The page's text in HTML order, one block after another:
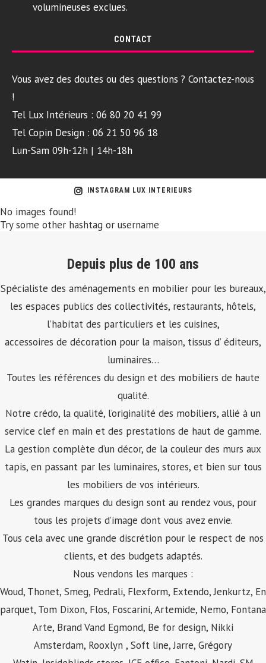
volumineuses exclues.
CONTACT
Vous avez des doutes ou des questions ? Contactez-nous
!
Tel Lux Intérieurs : 06 80 20 41 99
Tel Copin Design : 06 21 50 96 18
Lun-Sam 09h-12h | 14h-18h
INSTAGRAM LUX INTERIEURS
No images found!
Try some other hashtag or username
Depuis plus de 100 ans
Spécialiste des aménagements en mobilier pour les bureaux,
les espaces publics des collectivités, restaurants, hôtels,
l’habitat des particuliers et les cuisines,
accessoires de décoration pour la maison, tissus d’ éditeurs,
luminaires…
Toutes les références du design et des mobiliers de haute
qualité.
Notre crédo, la qualité, l’originalité des mobiliers, allié à un
service clef en main et des prestations de haut de gamme.
La gestion complète d’un décor, de la couleur des murs aux
tapis, en passant par les luminaires, stores, et bien sur tous
les mobiliers de vos intérieurs.
Les grandes marques du design sont au rendez vous, pour
tous les projets d’image dont vous avez envie.
Tous cela avec une grande discrétion pour le respect de nos
clients, et des budgets adaptés.
Nous vendons les marques :
Woud, Thonet, Smeg, Pedrali, Flexform, Extendo, Jenkurtz,
parquet, Tom Dixon, Flos, Foscarini, Artemide, Nemo, Fontana
Arte, Brand Vand Egmond, Be for design, Nikki
Amsterdam, Rooxlyn , Soft line, Jarre, Grégory